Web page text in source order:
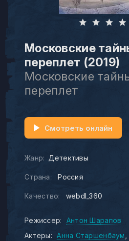
Московские
переплет (2019)
Московские
переплет
Жанр: Детективы
Страна: Россия
Качество: webdl_360
Смотреть онлайн
Режиссер:
Антон Шарапов
Актеры:
Анна Старшенбаум